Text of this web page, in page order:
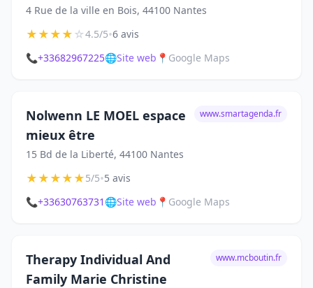
4 Rue de la ville en Bois, 44100 Nantes
★★★★☆4.5/5•6 avis
📞+33682967225🌐Site web 📍 Google Maps
Nolwenn LE MOEL espace
mieux être
15 Bd de la Liberté, 44100 Nantes
www.smartagenda.fr
★★★★★5/5•5 avis
📞+33630763731 🌐Site web 📍 Google Maps
Therapy Individual And
Family Marie Christine
www.mcboutin.fr